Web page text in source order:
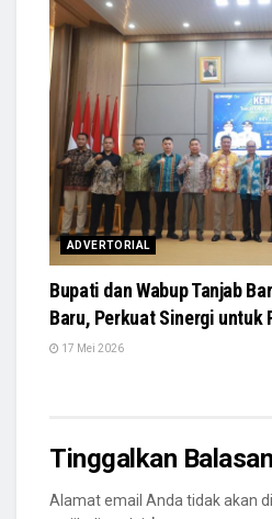
ADVERTORIAL
Bupati dan Wabup Tanjab
Baru, Perkuat Sinergi untuk
17 Mei 2026
Tinggalkan Balasan
Alamat email Anda tidak akan